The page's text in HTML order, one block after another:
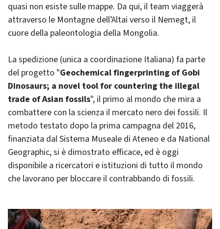
quasi non esiste sulle mappe. Da qui, il team viaggerà
attraverso le Montagne dell’Altai verso il Nemegt, il
cuore della paleontologia della Mongolia.
La spedizione (unica a coordinazione Italiana) fa parte
del progetto "Geochemical fingerprinting of Gobi
Dinosaurs; a novel tool for countering the illegal
trade of Asian fossils", il primo al mondo che mira a
combattere con la scienza il mercato nero dei fossili. Il
metodo testato dopo la prima campagna del 2016,
finanziata dal Sistema Museale di Ateneo e da National
Geographic, si è dimostrato efficace, ed è oggi
disponibile a ricercatori e istituzioni di tutto il mondo
che lavorano per bloccare il contrabbando di fossili.